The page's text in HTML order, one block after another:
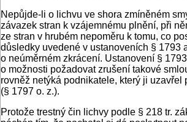
Nepůjde-li o lichvu ve shora zmíněném
závazek stran k vzájemnému plnění, při
ze stran v hrubém nepoměru k tomu, co
důsledky uvedené v ustanoveních § 1793
o neúměrném zkrácení. Ustanovení §
o možnosti požadovat zrušení takové
rovněž netýká podnikatele, který ji uzavřel
(§ 1797 o. z.).
Protože trestný čin lichvy podle § 218 tr.